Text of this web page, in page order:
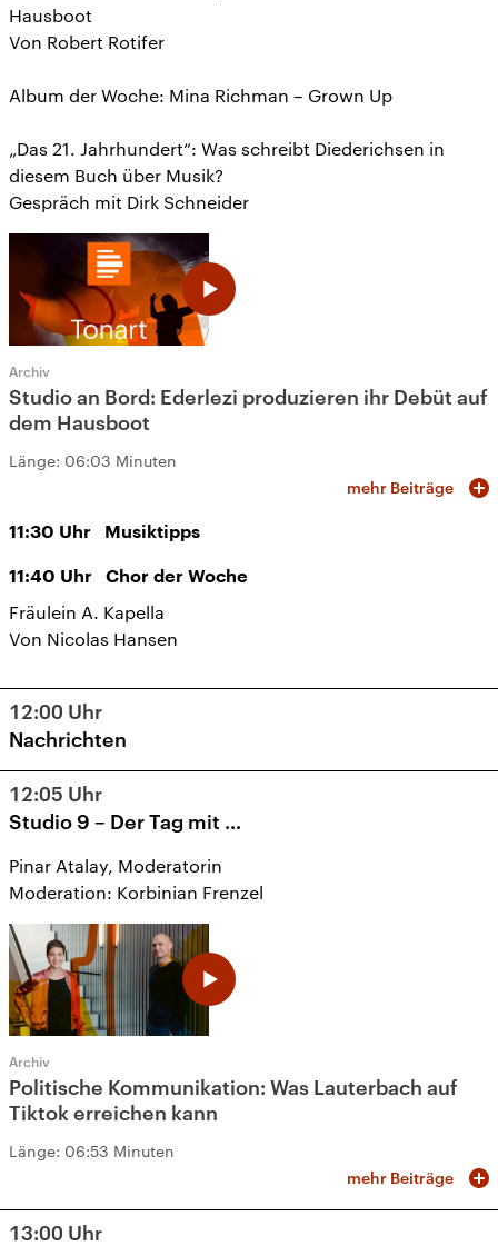
Hausboot
Von Robert Rotifer
Album der Woche: Mina Richman – Grown Up
„Das 21. Jahrhundert“: Was schreibt Diederichsen in
diesem Buch über Musik?
Gespräch mit Dirk Schneider
Archiv
Studio an Bord: Ederlezi produzieren ihr Debüt auf
dem Hausboot
Länge: 06:03 Minuten
mehr Beiträge
11:30 Uhr Musiktipps
11:40 Uhr Chor der Woche
Fräulein A. Kapella
Von Nicolas Hansen
12:00 Uhr
Nachrichten
12:05 Uhr
Studio 9 – Der Tag mit ...
Pinar Atalay, Moderatorin
Moderation: Korbinian Frenzel
Archiv
Politische Kommunikation: Was Lauterbach auf
Tiktok erreichen kann
Länge: 06:53 Minuten
mehr Beiträge
13:00 Uhr